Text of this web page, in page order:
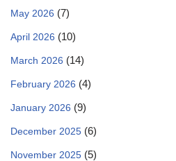
May 2026 (7)
April 2026 (10)
March 2026 (14)
February 2026 (4)
January 2026 (9)
December 2025 (6)
November 2025 (5)